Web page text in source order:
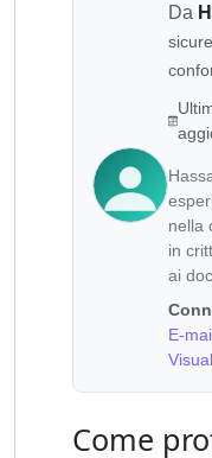
Da
nella
in
ai
E-
Come